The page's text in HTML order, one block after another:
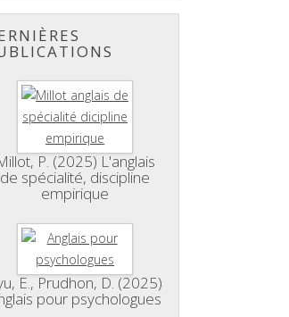
P. (2025) L'anglais
de spécialité, discipline
empirique
E., Prudhon, D. (2025)
pour psychologues